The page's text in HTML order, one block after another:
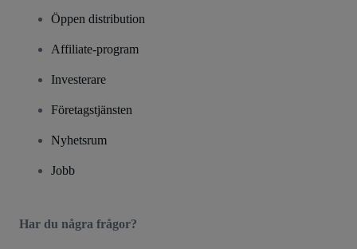
Öppen distribution
Affiliate-program
Investerare
Företagstjänsten
Nyhetsrum
Jobb
Har du några frågor?